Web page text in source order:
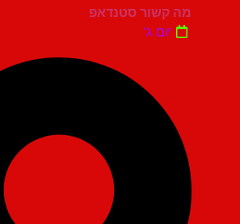
מה קשור סטנדאפ
יום ג'